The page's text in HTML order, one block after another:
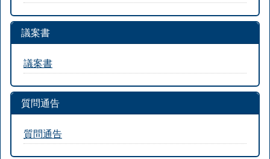
議案書
議案書
質問通告
質問通告